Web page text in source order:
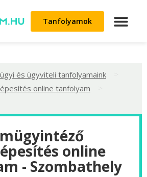
Tanfolyamok
és ügyviteli tanfolyamaink
online tanfolyam
online
- Szombathely